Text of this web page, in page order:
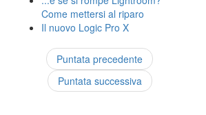
Come mettersi al riparo
Il nuovo Logic Pro X
Puntata precedente
Puntata successiva